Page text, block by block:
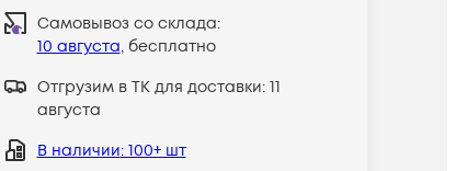
Самовывоз со склада:
10 августа, бесплатно
Отгрузим в ТК для доставки: 11
августа
В наличии: 100+ шт